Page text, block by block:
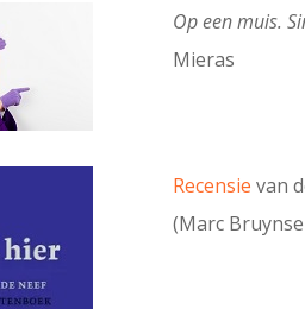
Op een muis.
Mieras
Recensie van
(Marc